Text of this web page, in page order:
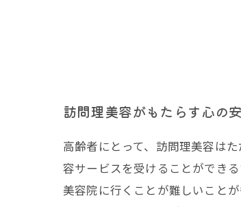
訪問理美容がもたらす心の
高齢者にとって、訪問理美容は
容サービスを受けることができ
美容院に行くことが難しいこと